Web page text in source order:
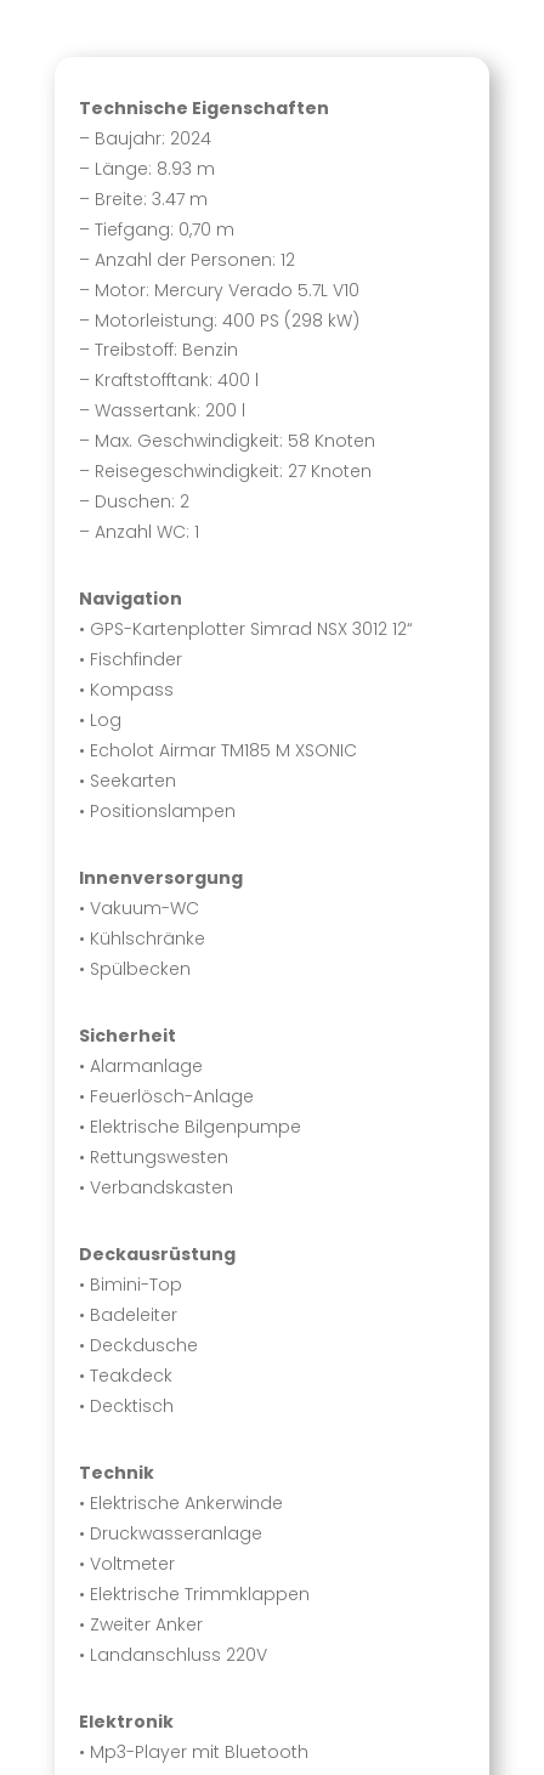
Technische Eigenschaften
– Baujahr: 2024
– Länge: 8.93 m
– Breite: 3.47 m
– Tiefgang: 0,70 m
– Anzahl der Personen: 12
– Motor: Mercury Verado 5.7L V10
– Motorleistung: 400 PS (298 kW)
– Treibstoff: Benzin
– Kraftstofftank: 400 l
– Wassertank: 200 l
– Max. Geschwindigkeit: 58 Knoten
– Reisegeschwindigkeit: 27 Knoten
– Duschen: 2
– Anzahl WC: 1
Navigation
• GPS-Kartenplotter Simrad NSX 3012 12“
• Fischfinder
• Kompass
• Log
• Echolot Airmar TM185 M XSONIC
• Seekarten
• Positionslampen
Innenversorgung
• Vakuum-WC
• Kühlschränke
• Spülbecken
Sicherheit
• Alarmanlage
• Feuerlösch-Anlage
• Elektrische Bilgenpumpe
• Rettungswesten
• Verbandskasten
Deckausrüstung
• Bimini-Top
• Badeleiter
• Deckdusche
• Teakdeck
• Decktisch
Technik
• Elektrische Ankerwinde
• Druckwasseranlage
• Voltmeter
• Elektrische Trimmklappen
• Zweiter Anker
• Landanschluss 220V
Elektronik
• Mp3-Player mit Bluetooth